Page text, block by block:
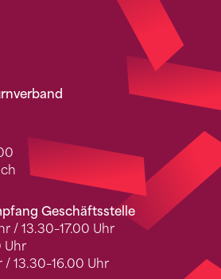
Geschäftsstelle
/ 13.30–17.00 Uhr
Uhr
/ 13.30–16.00 Uhr